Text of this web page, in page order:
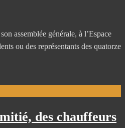
assemblée générale, à l’Espace
ou des représentants des quatorze
des chauffeurs